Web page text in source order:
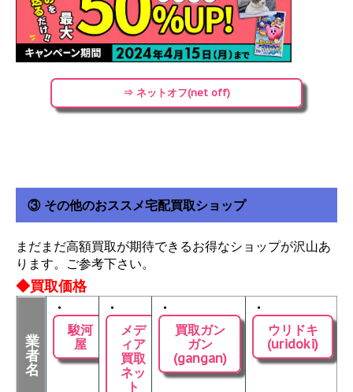
⇒ ネットオフ(net off)
③ その他のおススメ宅配買取ショップ
まだまだ高額買取が期待できるお得なショップが沢山あ
ります。ご参考下さい。
◆買取価格
業
者
名
・
駿河
屋
・
メデ
ィア
買取
ネッ
ト
・
買取ガン
ガン
(gangan)
・
ウリドキ
(uridoki)